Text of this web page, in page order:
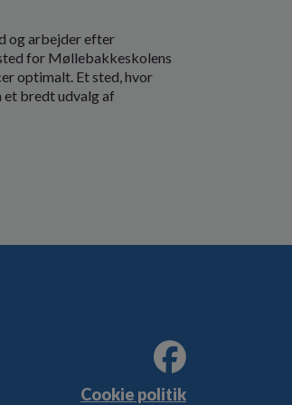
og arbejder efter
for Møllebakkeskolens
optimalt. Et sted, hvor
et bredt udvalg af
Cookie politik